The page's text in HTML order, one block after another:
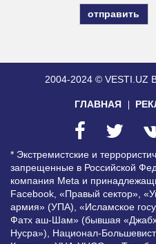
2004-2024 © VESTI.UZ
ГЛАВНАЯ
* Экстремистские и
запрещенные в Российской
компания Meta и
Facebook, «Правый сектор»,
армия» (УПА), «Исламское
Фатх аш-Шам» (бывшая
Нусра»), Национал-